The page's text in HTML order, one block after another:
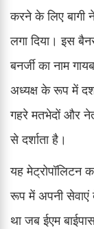
करने के लिए बागी
लगा दिया। इस
बनर्जी का नाम
अध्यक्ष के रूप में
गहरे मतभेदों और
से दर्शाता है।
यह मेट्रोपॉलिटन
रूप में अपनी सेवाएं
था जब ईएम